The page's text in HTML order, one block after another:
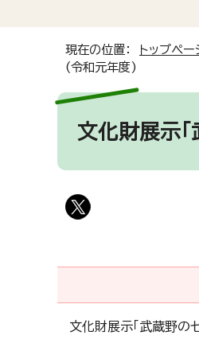
現在の位置： トップペー
(令和元年度)
文化財展示
文化財展示「武蔵野の